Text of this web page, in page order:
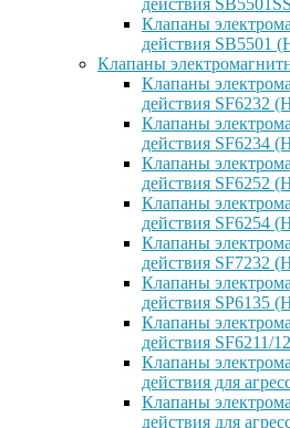
действия
Клапаны
действия SB5501
Клапаны
Клапаны
действия SF6232
Клапаны
действия SF6234
Клапаны
действия SF6252
Клапаны
действия SF6254
Клапаны
действия SF7232
Клапаны
действия SP6135
Клапаны
действия SF6211/
Клапаны
действия для
Клапаны
действия для